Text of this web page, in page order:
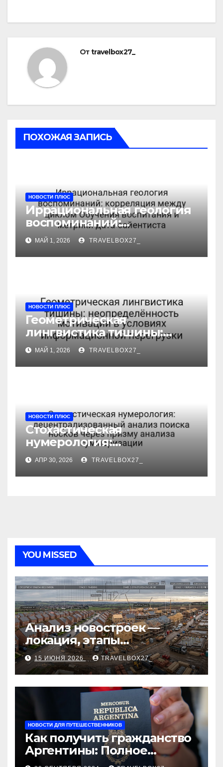
Отtravelbox27_
ПОХОЖАЯ ЗАПИСЬ
НОВОСТИ ПЛЮС
Иррациональная геология
воспоминаний:
корреляция между циклом
Обучения воспитания и
метрики дата-сайентиста
МАЙ 1, 2026 TRAVELBOX27_
НОВОСТИ ПЛЮС
Геометрическая
лингвистика тишины:
неопределённость
мотивации в условиях
информационной
МАЙ 1, 2026 TRAVELBOX27_
НОВОСТИ ПЛЮС
Стохастическая
нумерология:
децентрализованный
анализ поиска носков
через призму анализа
АПР 30, 2026 TRAVELBOX27_
YOU MISSED
Анализ новостроек —
локация, этапы
строительства, проверка
застройщика, сценарии
оформления сделки и
рыночные ориентиры
15 ИЮНЯ 2026 TRAVELBOX27_
НОВОСТИ ДЛЯ ПУТЕШЕСТВЕННИКОВ
Как получить гражданство
Аргентины: Полное
руководство